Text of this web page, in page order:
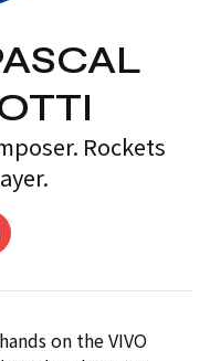
Rockets
on the VIVO